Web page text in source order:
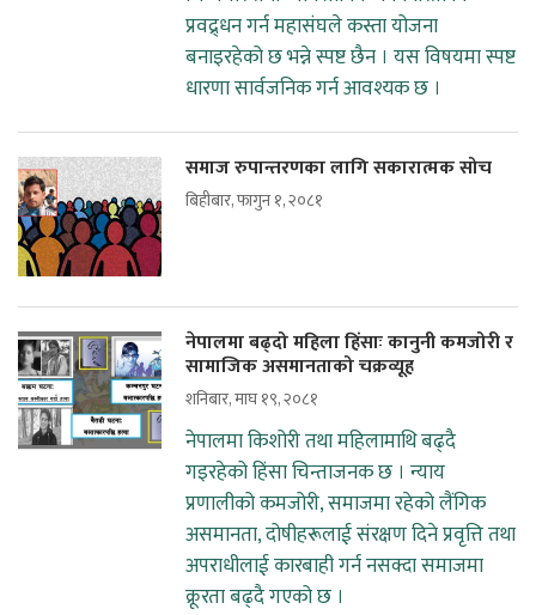
प्रवद्र्धन गर्न महासंघले कस्ता योजना
बनाइरहेको छ भन्ने स्पष्ट छैन । यस विषयमा स्पष्ट
धारणा सार्वजनिक गर्न आवश्यक छ ।
समाज रुपान्तरणका लागि सकारात्मक सोच
बिहीबार, फागुन १, २०८१
नेपालमा बढ्दो महिला हिंसाः कानुनी कमजोरी र
सामाजिक असमानताको चक्रव्यूह
शनिबार, माघ १९, २०८१
नेपालमा किशोरी तथा महिलामाथि बढ्दै
गइरहेको हिंसा चिन्ताजनक छ । न्याय
प्रणालीको कमजोरी, समाजमा रहेको लैंगिक
असमानता, दोषीहरूलाई संरक्षण दिने प्रवृत्ति तथा
अपराधीलाई कारबाही गर्न नसक्दा समाजमा
क्रूरता बढ्दै गएको छ ।